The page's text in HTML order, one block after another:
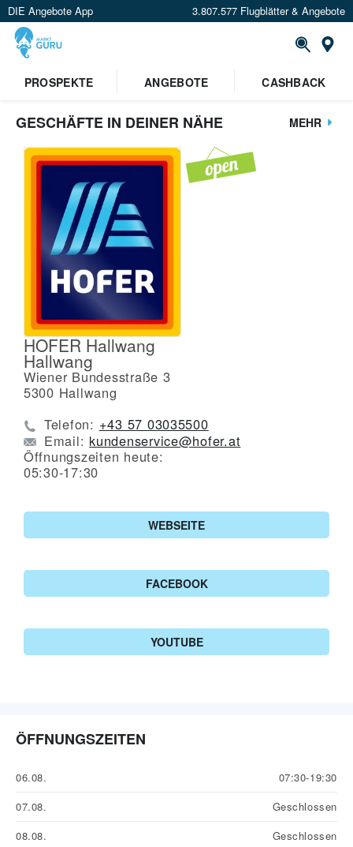
DIE Angebote App 3.807.577 Flugblätter & Angebote
PROSPEKTE
ANGEBOTE CASHBACK
GESCHÄFTE IN DEINER NÄHE MEHR
HOFER Hallwang
Hallwang
Wiener Bundesstraße 3
5300 Hallwang
Telefon: +43 57 03035500
Email: kundenservice@hofer.at
Öffnungszeiten heute:
05:30-17:30
WEBSEITE
FACEBOOK
YOUTUBE
ÖFFNUNGSZEITEN
06.08.
07:30-19:30
07.08.
Geschlossen
08.08.
Geschlossen